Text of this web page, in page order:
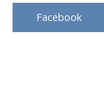
Facebook